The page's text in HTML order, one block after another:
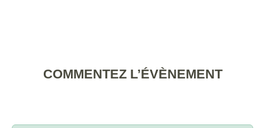
COMMENTEZ L’ÉVÈNEMENT